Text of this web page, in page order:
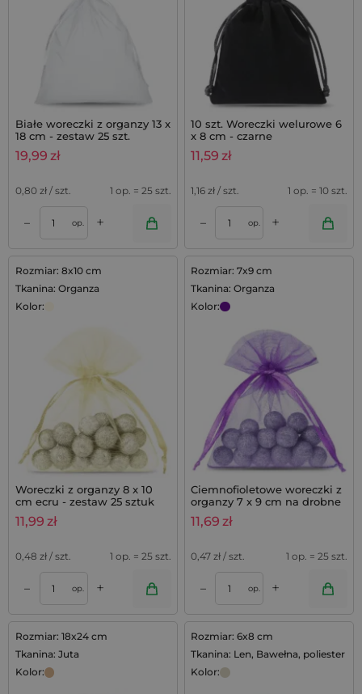
Białe woreczki z organzy 13 x
18 cm - zestaw 25 szt.
19,99 zł
0,80 zł / szt. 1 op. = 25 szt.
– op. +
10 szt. Woreczki welurowe 6
x 8 cm - czarne
11,59 zł
1,16 zł / szt. 1 op. = 10 szt.
– op. +
Rozmiar: 8x10 cm
Tkanina: Organza
Kolor:
Woreczki z organzy 8 x 10
cm ecru - zestaw 25 sztuk
11,99 zł
0,48 zł / szt. 1 op. = 25 szt.
– op. +
Rozmiar: 7x9 cm
Tkanina: Organza
Kolor:
Ciemnofioletowe woreczki z
organzy 7 x 9 cm na drobne
upominki z lawendą,
komplet 25 szt.
11,69 zł
0,47 zł / szt. 1 op. = 25 szt.
– op. +
Rozmiar: 18x24 cm
Tkanina: Juta
Kolor:
Rozmiar: 6x8 cm
Tkanina: Len, Bawełna, poliester
Kolor: